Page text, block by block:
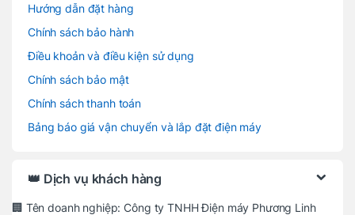
Hướng dẫn đặt hàng
Chính sách bảo hành
Điều khoản và điều kiện sử dụng
Chính sách bảo mật
Chính sách thanh toán
Bảng báo giá vận chuyển và lắp đặt điện máy
👑 Dịch vụ khách hàng
🏢 Tên doanh nghiệp: Công ty TNHH Điện máy Phương Linh